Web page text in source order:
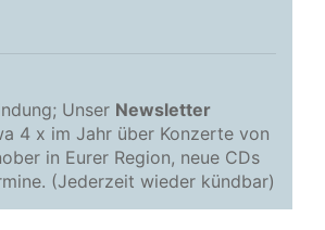
Unser Newsletter
4 x im Jahr über Konzerte von
in Eurer Region, neue CDs
(Jederzeit wieder kündbar)